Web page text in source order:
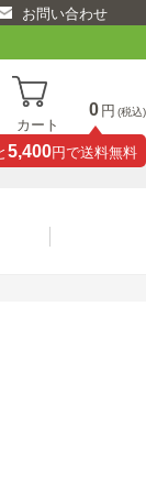
お問い合わせ
カート
0 円 (税込)
5,400円で送料無料